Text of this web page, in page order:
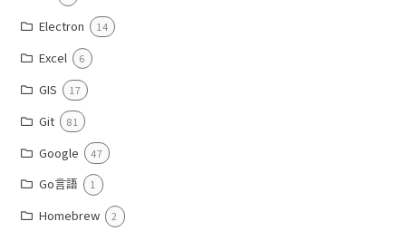
Electron 14
Excel 6
GIS 17
Git 81
Google 47
Go言語 1
Homebrew 2